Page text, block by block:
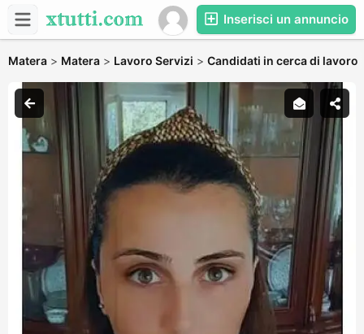
Inserisci un annuncio
Matera > Matera > Lavoro Servizi > Candidati in cerca di lavoro